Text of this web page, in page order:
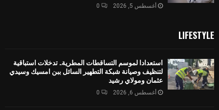
أغسطس 5, 2026 0
LIFESTYLE
استعدادا لموسم التساقطات المطرية.. تدخلات استباقية
لتنظيف وصيانة شبكة التطهير السائل ببن امسيك وسيدي
عثمان ومولاي رشيد
أغسطس 6, 2026 0